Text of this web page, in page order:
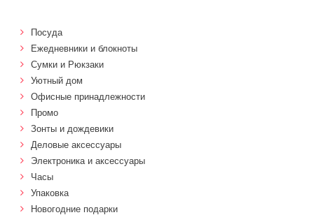
Посуда
Ежедневники и блокноты
Сумки и Рюкзаки
Уютный дом
Офисные принадлежности
Промо
Зонты и дождевики
Деловые аксессуары
Электроника и аксессуары
Часы
Упаковка
Новогодние подарки